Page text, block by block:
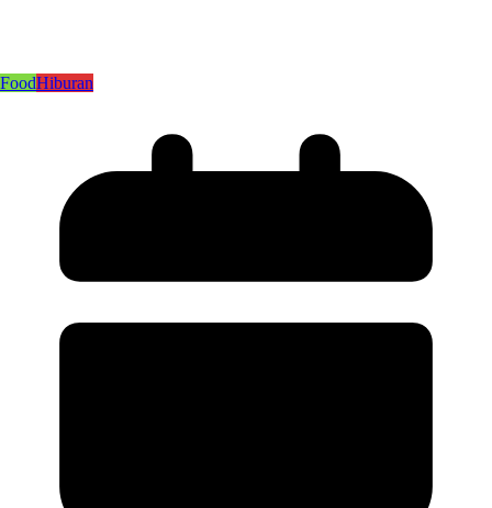
FoodHiburan